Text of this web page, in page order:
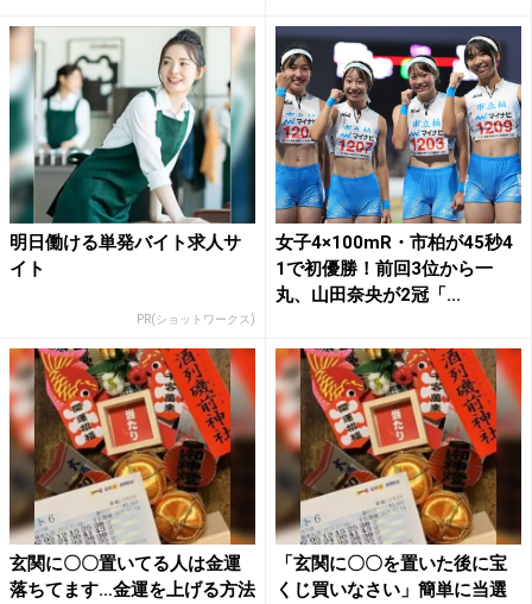
明日働ける単発バイト求人サ
イト
PR(ショットワークス)
女子4×100mR・市柏が45秒4
1で初優勝！前回3位から一
丸、山田奈央が2冠「...
玄関に〇〇置いてる人は金運
落ちてます…金運を上げる方法
「玄関に〇〇を置いた後に宝
くじ買いなさい」簡単に当選